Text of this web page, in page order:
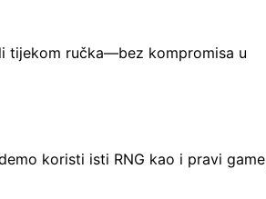
tijekom ručka—bez kompromisa u
koristi isti RNG kao i pravi